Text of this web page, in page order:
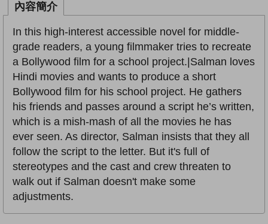
內容簡介
In this high-interest accessible novel for middle-
grade readers, a young filmmaker tries to recreate
a Bollywood film for a school project.|Salman loves
Hindi movies and wants to produce a short
Bollywood film for his school project. He gathers
his friends and passes around a script he’s written,
which is a mish-mash of all the movies he has
ever seen. As director, Salman insists that they all
follow the script to the letter. But it's full of
stereotypes and the cast and crew threaten to
walk out if Salman doesn't make some
adjustments.